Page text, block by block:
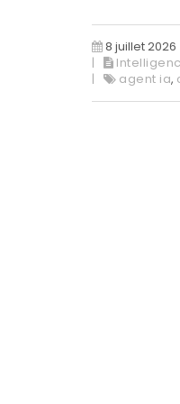
8 juillet 2026
agent ia,